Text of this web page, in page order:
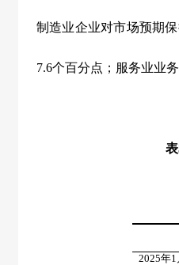
制造业企业对市场预期
7.6个百分点；服务业业
表
2025年1